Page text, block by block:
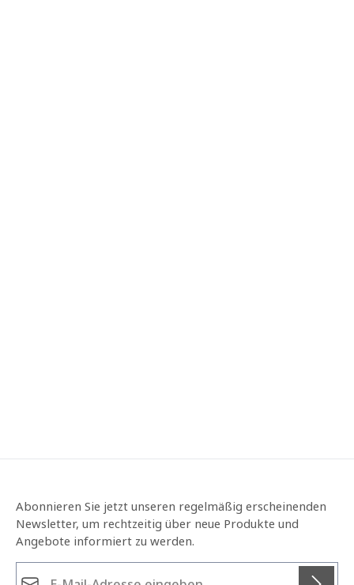
Abonnieren Sie jetzt unseren regelmäßig erscheinenden
Newsletter, um rechtzeitig über neue Produkte und
Angebote informiert zu werden.